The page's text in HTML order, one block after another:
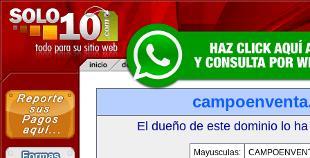
El dueño de este dominio lo
Mayusculas: